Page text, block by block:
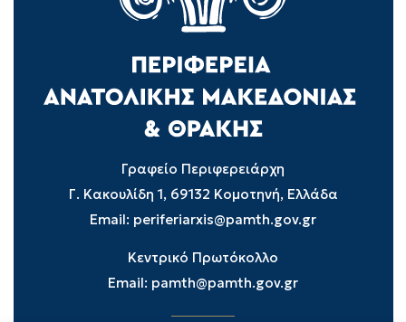
Γραφείο Περιφερειάρχη
Γ. Κακουλίδη 1, 69132 Κομοτηνή, Ελλάδα
Email: periferiarxis@pamth.gov.gr
Κεντρικό Πρωτόκολλο
Email: pamth@pamth.gov.gr